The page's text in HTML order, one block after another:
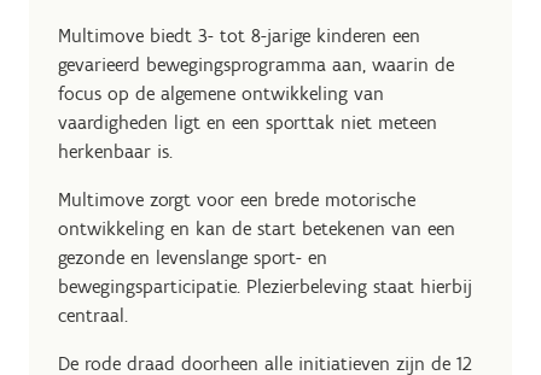
Multimove biedt 3- tot 8-jarige kinderen een
gevarieerd bewegingsprogramma aan, waarin de
focus op de algemene ontwikkeling van
vaardigheden ligt en een sporttak niet meteen
herkenbaar is.
Multimove zorgt voor een brede motorische
ontwikkeling en kan de start betekenen van een
gezonde en levenslange sport- en
bewegingsparticipatie. Plezierbeleving staat hierbij
centraal.
De rode draad doorheen alle initiatieven zijn de 12